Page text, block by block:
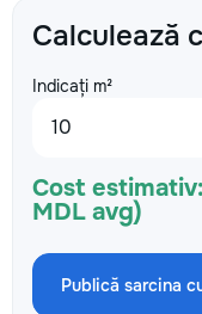
Calculează
Indicați m²
Cost estimativ:
MDL avg)
Publică sarcina